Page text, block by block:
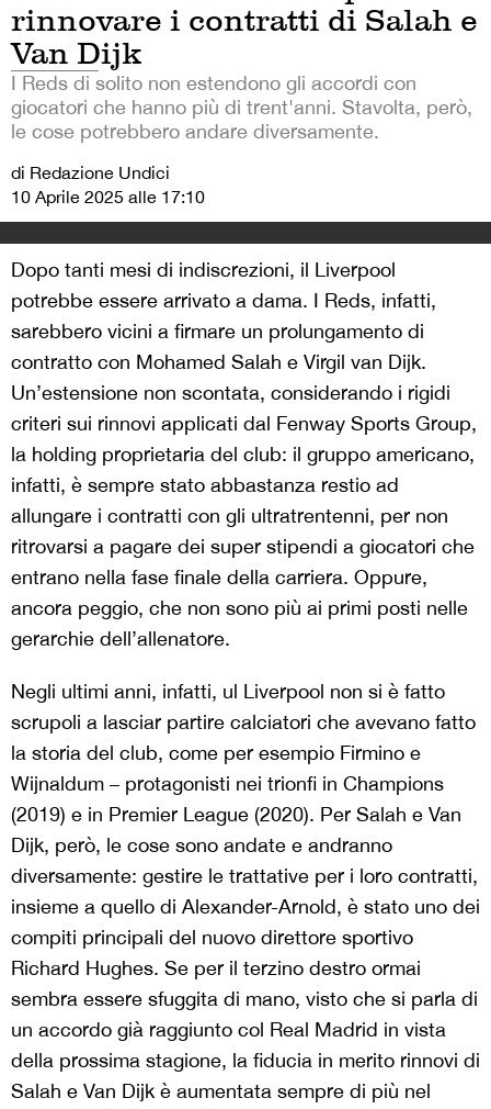
rinnovare i contratti di Salah e
Van Dijk
I Reds di solito non estendono gli accordi con
giocatori che hanno più di trent'anni. Stavolta, però,
le cose potrebbero andare diversamente.
di Redazione Undici
10 Aprile 2025 alle 17:10
Dopo tanti mesi di indiscrezioni, il Liverpool
potrebbe essere arrivato a dama. I Reds, infatti,
sarebbero vicini a firmare un prolungamento di
contratto con Mohamed Salah e Virgil van Dijk.
Un’estensione non scontata, considerando i rigidi
criteri sui rinnovi applicati dal Fenway Sports Group,
la holding proprietaria del club: il gruppo americano,
infatti, è sempre stato abbastanza restio ad
allungare i contratti con gli ultratrentenni, per non
ritrovarsi a pagare dei super stipendi a giocatori che
entrano nella fase finale della carriera. Oppure,
ancora peggio, che non sono più ai primi posti nelle
gerarchie dell’allenatore.
Negli ultimi anni, infatti, ul Liverpool non si è fatto
scrupoli a lasciar partire calciatori che avevano fatto
la storia del club, come per esempio Firmino e
Wijnaldum – protagonisti nei trionfi in Champions
(2019) e in Premier League (2020). Per Salah e Van
Dijk, però, le cose sono andate e andranno
diversamente: gestire le trattative per i loro contratti,
insieme a quello di Alexander-Arnold, è stato uno dei
compiti principali del nuovo direttore sportivo
Richard Hughes. Se per il terzino destro ormai
sembra essere sfuggita di mano, visto che si parla di
un accordo già raggiunto col Real Madrid in vista
della prossima stagione, la fiducia in merito rinnovi di
Salah e Van Dijk è aumentata sempre di più nel